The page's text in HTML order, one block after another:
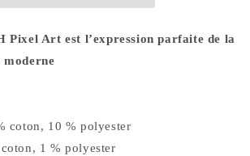
Pixel Art est l’expression parfaite de la
coton, 10 % polyester
1 % polyester